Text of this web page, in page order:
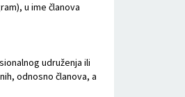
u ime članova
udruženja ili
odnosno članova, a